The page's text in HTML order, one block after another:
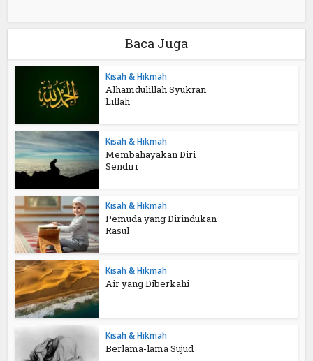
Baca Juga
Kisah & Hikmah
Alhamdulillah Syukran
Lillah
Kisah & Hikmah
Membahayakan Diri
Sendiri
Kisah & Hikmah
Pemuda yang Dirindukan
Rasul
Kisah & Hikmah
Air yang Diberkahi
Kisah & Hikmah
Berlama-lama Sujud